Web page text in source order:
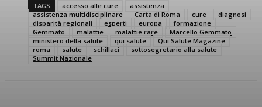
TAGS accesso alle cure
assistenza
assistenza multidisciplinare
Carta di Roma cure
diagnosi
disparità regionali
esperti europa
formazione
Gemmato
malattie malattie rare
Marcello Gemmato
ministero della salute
qui salute
Qui Salute Magazine
roma
salute schillaci
sottosegretario alla salute
Summit Nazionale